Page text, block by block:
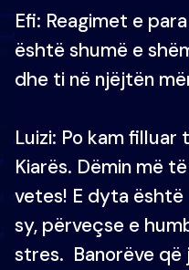
Efi: Reagimet e
është shumë e
dhe ti në njëjtën
Luizi: Po kam
Kiarës. Dëmin më
vetes! E dyta është
sy, përveçse e
stres. Banorëve që